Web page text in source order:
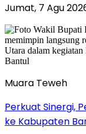
Jumat, 7 Agu
Muara Teweh
Perkuat Sinergi,
ke Kabupaten